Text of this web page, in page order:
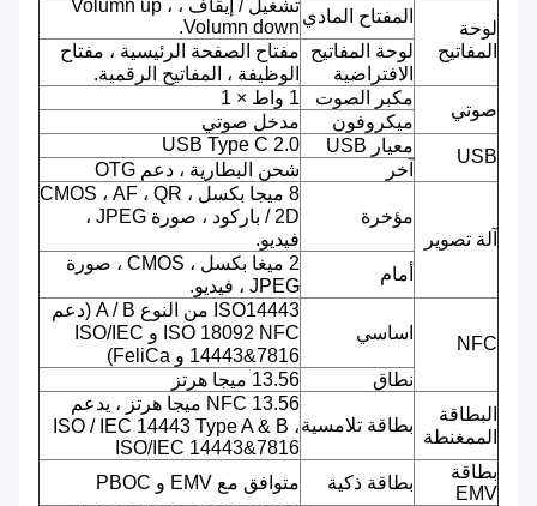
لوحة
المفاتيح
المفتاح المادي
تشغيل / إيقاف ، Volumn up ،
Volumn down.
لوحة المفاتيح
الافتراضية
مفتاح الصفحة الرئيسية ، مفتاح
الوظيفة ، المفاتيح الرقمية.
صوتي
مكبر الصوت
1 واط × 1
ميكروفون
مدخل صوتي
USB
معيار USB
USB Type C 2.0
آخر
شحن البطارية ، دعم OTG
آلة تصوير
مؤخرة
8 ميجا بكسل ، CMOS ، AF ، QR
/ 2D باركود ، صورة JPEG ،
فيديو.
أمام
2 ميغا بكسل ، CMOS ، صورة
JPEG ، فيديو.
NFC
اساسي
ISO14443 من النوع A / B (دعم
ISO 18092 NFC و ISO/IEC
14443&7816 و FeliCa)
نطاق
13.56 ميجا هرتز
البطاقة
الممغنطة
بطاقة تلامسية
NFC 13.56 ميجا هرتز ، يدعم
ISO / IEC 14443 Type A & B ،
ISO/IEC 14443&7816
بطاقة
EMV
بطاقة ذكية متوافق مع EMV و PBOC